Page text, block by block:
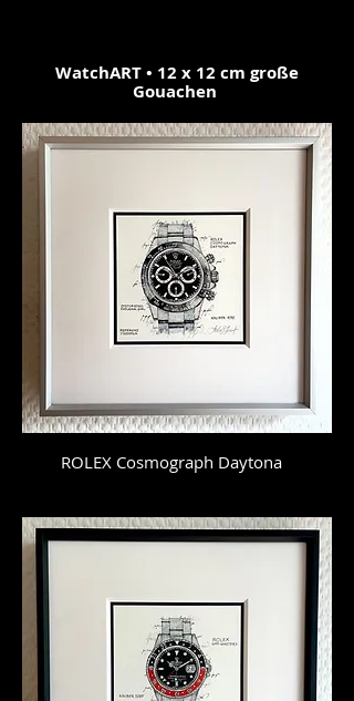
WatchART • 12 x 12 cm große
Gouachen
ROLEX Cosmograph Daytona